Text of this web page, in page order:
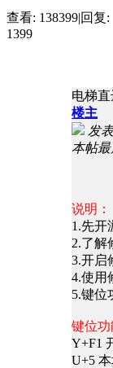
查看: 138399|回复:
1399
电梯直
楼主
发
本帖最
说明：
1.先开
2.了解
3.开启
4.使用
5.键位
键位功
Y+F1
U+5